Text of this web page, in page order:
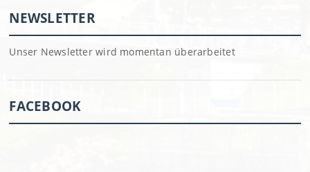
NEWSLETTER
Unser Newsletter wird momentan überarbeitet
FACEBOOK